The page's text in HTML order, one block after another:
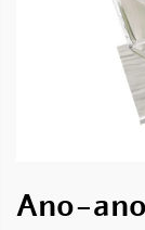
Ano-